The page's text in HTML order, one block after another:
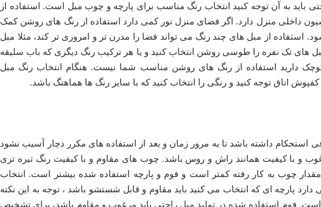
باید به آن توجه کنید انتخاب رنگ مناسب برای پارچه و چوب مبل است. استفاده از
داخلی منزل دارد. اگر فضای منزل نور کمی دارد استفاده از رنگ های روشن کمک
استفاده از مبل های چند رنگ می تواند فضا را مدرن تر و امروزی تر کند، مثلا مبل
های تک نفره را طوسی روشن انتخاب کنید و یا هر ترکیب رنگ دیگری که باب سلیقه
دارید استفاده از رنگ های روشن مناسب شما نیست. هنگام انتخاب رنگ مبل
اتاق توجه کنید و رنگی را انتخاب کنید که با سایر رنگ ها هماهنگ باشد.
استحکام داشته باشد تا به مرور زمان و بعد از استفاده های مکرر دچار آسیب نشود
و با کیفیت همانند راش و روس باشد. چوب های مقاوم و با کیفیت رنگ تیره تری
چوب به کار رفته کمتر است و فوم و پارچه استفاده شده بیشتر است. انتخاب
پارچه ای که انتخاب می کنید باید مقاوم و قابل شستشو باشد ، توجه به این نکته
فوم استفاده شده در تولید مبل راحتی باید مرغوب و مقاوم باشد، برای تشخیص